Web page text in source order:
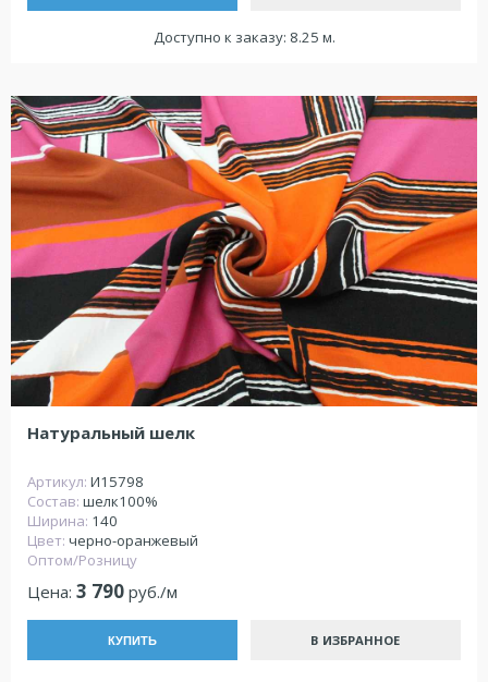
Доступно к заказу: 8.25 м.
Натуральный шелк
Артикул: И15798
Состав: шелк100%
Ширина: 140
Цвет: черно-оранжевый
Оптом/Розницу
Цена: 3 790 руб./м
КУПИТЬ В ИЗБРАННОЕ